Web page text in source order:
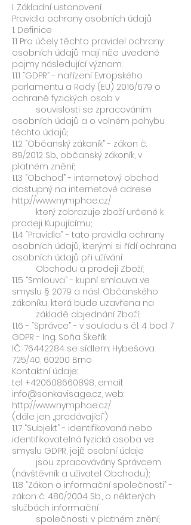
I. Základní ustanovení
Pravidla ochrany osobních údajů
1. Definice
1.1 Pro účely těchto pravidel ochrany
osobních údajů mají níže uvedené
pojmy následující význam:
1.1.1 “GDPR” - nařízení Evropského
parlamentu a Rady (EU) 2016/679 o
ochraně fyzických osob v
souvislosti se zpracováním
osobních údajů a o volném pohybu
těchto údajů;
1.1.2 “Občanský zákoník” - zákon č.
89/2012 Sb., občanský zákoník, v
platném znění;
1.1.3 “Obchod” - internetový obchod
dostupný na internetové adrese
http://www.nymphae.cz/
který zobrazuje zboží určené k
prodeji Kupujícímu;
1.1.4 “Pravidla” - tato pravidla ochrany
osobních údajů, kterými si řídí ochrana
osobních údajů při užívání
Obchodu a prodeji Zboží;
1.1.5 “Smlouva” - kupní smlouva ve
smyslu § 2079 a násl. Občanského
zákoníku, která bude uzavřena na
základě objednání Zboží;
1.1.6 - “Správce” - v souladu s čl. 4 bod 7
GDPR - Ing. Soňa Škeřík
IČ: 76442284 se sídlem: Hybešova
725/40, 60200 Brno
Kontaktní údaje:
tel +420608660898, email:
info@sonkavisage.cz, web:
http://www.nymphae.cz/
(dále jen „prodávající“)
1.1.7 “Subjekt” - identifikovaná nebo
identifikovatelná fyzická osoba ve
smyslu GDPR, jejíž osobní údaje
jsou zpracovávány Správcem
(návštěvník a uživatel Obchodu);
1.1.8 “Zákon o informační společnosti” -
zákon č. 480/2004 Sb., o některých
službách informační
společnosti, v platném znění;